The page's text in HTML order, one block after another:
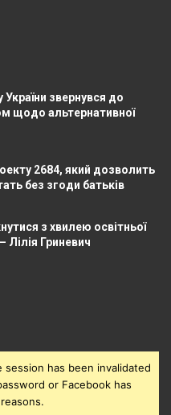
звернувся до
щодо альтернативної
2684, який дозволить
без згоди батьків
з хвилею освітньої
Лілія Гриневич
session has been invalidated
or Facebook has